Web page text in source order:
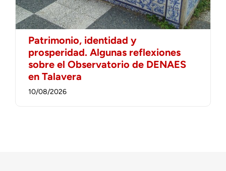
Patrimonio, identidad y
prosperidad. Algunas reflexiones
sobre el Observatorio de DENAES
en Talavera
10/08/2026